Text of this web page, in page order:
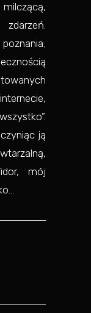
milczącą,
zdarzeń.
ją
mój